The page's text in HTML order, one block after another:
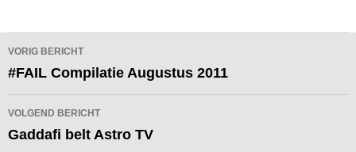
Bericht
navigatie
VORIG BERICHT
#FAIL Compilatie Augustus 2011
VOLGEND BERICHT
Gaddafi belt Astro TV